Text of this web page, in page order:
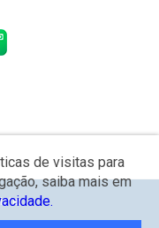
de visitas para
saiba mais em